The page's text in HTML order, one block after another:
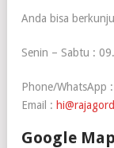
Anda bisa
Senin – Sabtu :
Phone/WhatsApp
Email :
Google